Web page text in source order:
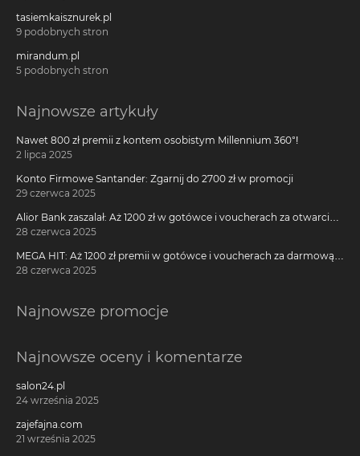
tasiemkaisznurek.pl
9 podobnych stron
mirandum.pl
5 podobnych stron
Najnowsze artykuły
Nawet 800 zł premii z kontem osobistym Millennium 360°!
2 lipca 2025
Konto Firmowe Santander: Zgarnij do 2700 zł w promocji
29 czerwca 2025
Alior Bank zaszalał: Aż 1200 zł w gotówce i voucherach za otwarcie
darmowego konta!
28 czerwca 2025
MEGA HIT: Aż 1200 zł premii w gotówce i voucherach za darmową
kartę kredytową Citi Simplicity
28 czerwca 2025
Najnowsze promocje
Najnowsze oceny i komentarze
salon24.pl
24 września 2025
zajefajna.com
21 września 2025